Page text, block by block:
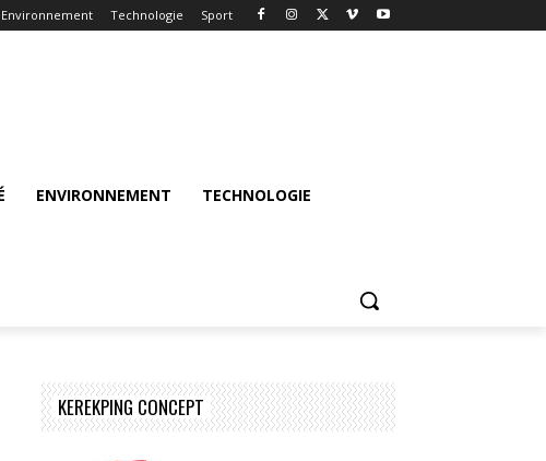
Environnement Technologie Sport
ENVIRONNEMENT TECHNOLOGIE
KEREKPING CONCEPT